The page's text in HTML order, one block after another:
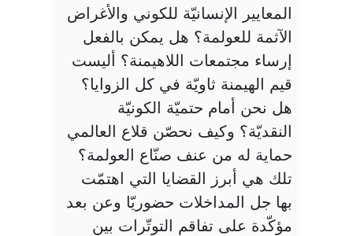
المعايير الإنسانيّة للكوني والأغراض
الآثمة للعولمة؟ هل يمكن بالفعل
إرساء مجتمعات اللاهيمنة؟ أليست
قيم الهيمنة ثاويّة في كل الزوايا؟
هل نحن أمام حتميّة الكونيّة
النقديّة؟ وكيف نحصّن قلاع العالمي
حماية له من عنف صنّاع العولمة؟
تلك هي أبرز القضايا التي اهتمّت
بها جل المداخلات حضوريّا وعن بعد
مؤكّدة على تفاقم التوتّرات بين